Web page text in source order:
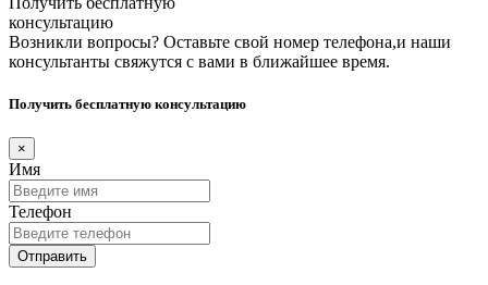
консультацию
Возникли вопросы? Оставьте свой номер телефона,и наши
консультанты свяжутся с вами в ближайшее время.
Получить бесплатную консультацию
×
Имя
Телефон
Отправить